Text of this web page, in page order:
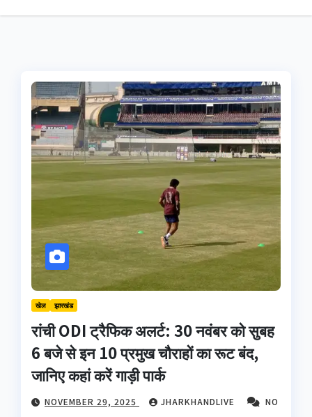
खेल झारखंड
रांची ODI ट्रैफिक अलर्ट: 30 नवंबर को सुबह
6 बजे से इन 10 प्रमुख चौराहों का रूट बंद,
जानिए कहां करें गाड़ी पार्क
NOVEMBER 29, 2025 JHARKHANDLIVE
NO